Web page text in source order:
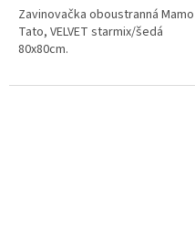
5
hvězdiček.
Zavinovačka oboustranná Mamo
Tato, VELVET starmix/šedá
80x80cm.